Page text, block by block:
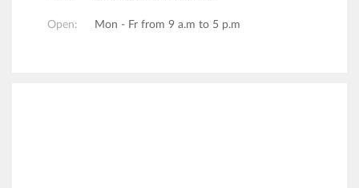
Open: Mon - Fr from 9 a.m to 5 p.m